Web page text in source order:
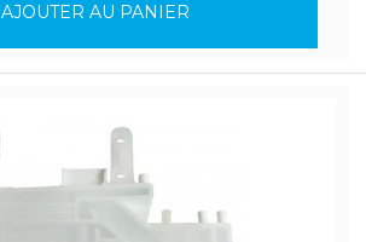
AJOUTER AU PANIER